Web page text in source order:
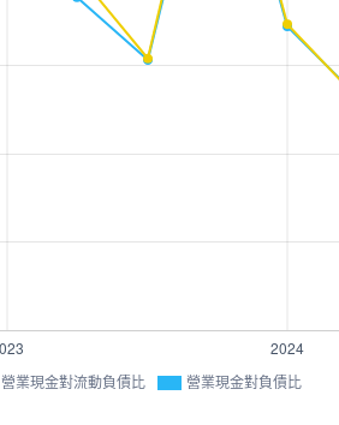
營業現金對流動負債比 營業現金對負債比